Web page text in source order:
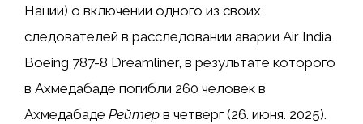
Нации) о включении одного из своих
следователей в расследовании аварии Air India
Boeing 787-8 Dreamliner, в результате которого
в Ахмедабаде погибли 260 человек в
Ахмедабаде Рейтер в четверг (26. июня. 2025).